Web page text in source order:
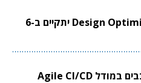
וובינר סינופסיס ל-Design Optimization יתקיים ב-6
וובינר סינופסיס לתכנון שבבים במודל Agile CI/CD